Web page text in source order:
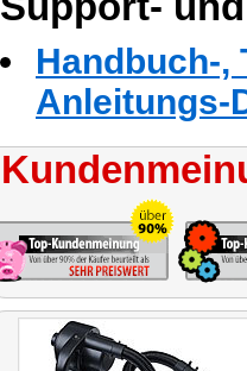
Handbuch-,
Anleitungs-